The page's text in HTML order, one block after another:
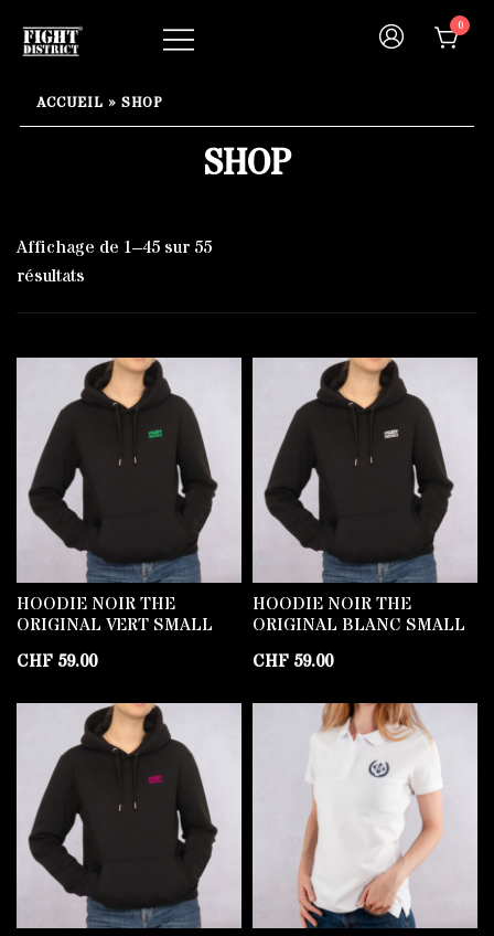
0
ACCUEIL » SHOP
SHOP
Affichage de 1–45 sur 55
résultats
HOODIE NOIR THE
ORIGINAL VERT SMALL
CHF 59.00
HOODIE NOIR THE
ORIGINAL BLANC SMALL
CHF 59.00